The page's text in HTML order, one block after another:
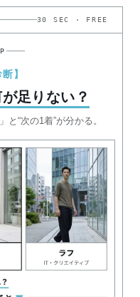
30 SEC · FREE
】
足りない？
“次の1着”が分かる。